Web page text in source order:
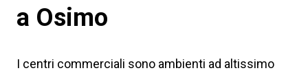
a Osimo
I centri commerciali sono ambienti ad altissimo